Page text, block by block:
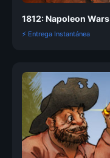
1812: Napoleon Wars
⚡ Entrega Instantánea